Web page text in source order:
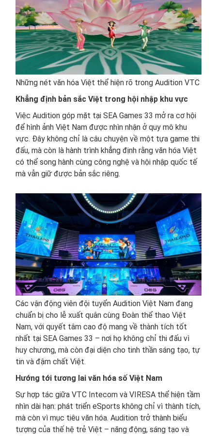
Những nét văn hóa Việt thể hiện rõ trong Audition VTC
Khẳng định bản sắc Việt trong hội nhập khu vực
Việc Audition góp mặt tại SEA Games 33 mở ra cơ hội
để hình ảnh Việt Nam được nhìn nhận ở quy mô khu
vực. Đây không chỉ là câu chuyện về một tựa game thi
đấu, mà còn là hành trình khẳng định rằng văn hóa Việt
có thể song hành cùng công nghệ và hội nhập quốc tế
mà vẫn giữ được bản sắc riêng.
Các vận động viên đội tuyển Audition Việt Nam đang
chuẩn bị cho lễ xuất quân cùng Đoàn thể thao Việt
Nam, với quyết tâm cao độ mang về thành tích tốt
nhất tại SEA Games 33 – nơi họ không chỉ thi đấu vì
huy chương, mà còn đại diện cho tinh thần sáng tạo, tự
tin và đậm chất Việt.
Hướng tới tương lai văn hóa số Việt Nam
Sự hợp tác giữa VTC Intecom và VIRESA thể hiện tầm
nhìn dài hạn: phát triển eSports không chỉ vì thành tích,
mà còn vì mục tiêu văn hóa. Audition trở thành biểu
tượng của thế hệ trẻ Việt – năng động, sáng tạo và